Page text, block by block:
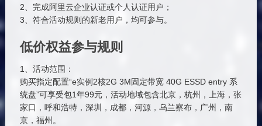
2、完成阿里云企业认证或个人认证用户；
3、符合活动规则的新老用户，均可参与。
低价权益参与规则
1、活动范围：
购买指定配置“e实例2核2G 3M固定带宽 40G ESSD entry 系
统盘”可享受包1年99元，活动地域包含北京，杭州，上海，张
家口，呼和浩特，深圳，成都，河源，乌兰察布，广州，南
京，福州。